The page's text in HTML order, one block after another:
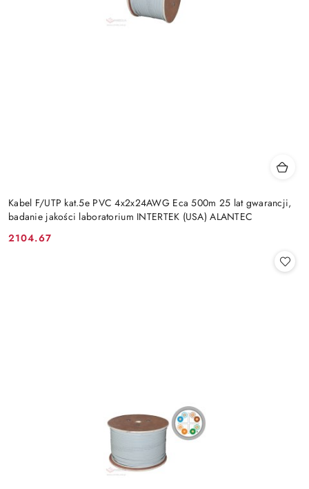
Kabel F/UTP kat.5e PVC 4x2x24AWG Eca 500m 25 lat gwarancji,
badanie jakości laboratorium INTERTEK (USA) ALANTEC
Cena:
2104.67